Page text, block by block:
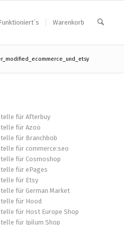
Warenkorb
für Afterbuy
für Azoo
für Branchbob
für commerce:seo
für Cosmoshop
für ePages
für Etsy
für German Market
für Hood
für Host Europe Shop
für Ipilum Shop